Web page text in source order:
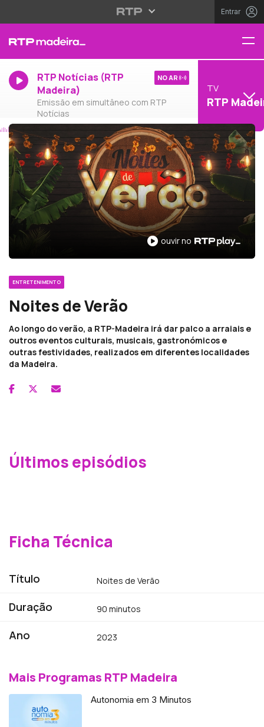
Entrar
RTP Notícias (RTP
Madeira)
Emissão em simultâneo com RTP
Notícias
NO AR
TV
RTP
ouvir no
ENTRETENIMENTO
Noites de Verão
Ao longo do verão, a RTP-Madeira irá dar palco a arraiais e
outros eventos culturais, musicais, gastronómicos e
outras festividades, realizados em diferentes localidades
da Madeira.
Últimos episódios
Ficha Técnica
Título Noites de Verão
Duração 90 minutos
Ano 2023
Mais Programas RTP Madeira
Autonomia em 3 Minutos